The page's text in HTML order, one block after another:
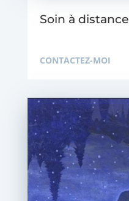
Soin à distance
CONTACTEZ-MOI